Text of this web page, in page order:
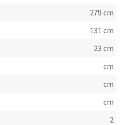
279 cm
131 cm
23 cm
cm
cm
cm
2